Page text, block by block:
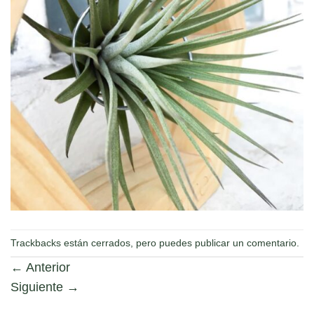
Trackbacks están cerrados, pero puedes publicar un comentario
← Anterior
Siguiente →